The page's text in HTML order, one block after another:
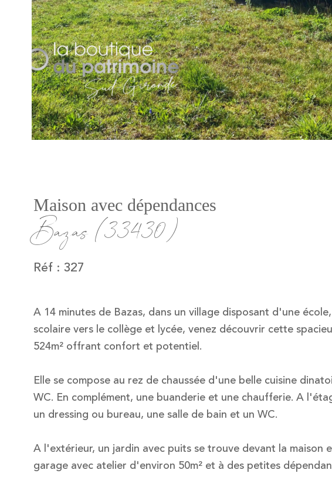
Maison avec dépendances
Bazas (33430)
Réf : 327
A 14 minutes de Bazas, dans un village disposant d'une
scolaire vers le collège et lycée, venez découvrir cette
524m² offrant confort et potentiel.
Elle se compose au rez de chaussée d'une belle cuisine
WC. En complément, une buanderie et une chaufferie. A
un dressing ou bureau, une salle de bain et un WC.
A l'extérieur, un jardin avec puits se trouve devant la maison
garage avec atelier d'environ 50m² et à des petites